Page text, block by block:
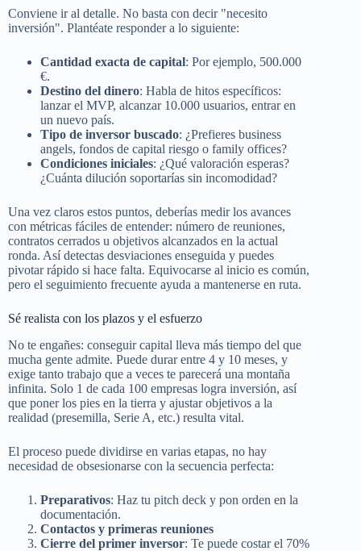
Conviene ir al detalle. No basta con decir "necesito
inversión". Plantéate responder a lo siguiente:
Cantidad exacta de capital: Por ejemplo, 500.000
€.
Destino del dinero: Habla de hitos específicos:
lanzar el MVP, alcanzar 10.000 usuarios, entrar en
un nuevo país.
Tipo de inversor buscado: ¿Prefieres business
angels, fondos de capital riesgo o family offices?
Condiciones iniciales: ¿Qué valoración esperas?
¿Cuánta dilución soportarías sin incomodidad?
Una vez claros estos puntos, deberías medir los avances
con métricas fáciles de entender: número de reuniones,
contratos cerrados u objetivos alcanzados en la actual
ronda. Así detectas desviaciones enseguida y puedes
pivotar rápido si hace falta. Equivocarse al inicio es común,
pero el seguimiento frecuente ayuda a mantenerse en ruta.
Sé realista con los plazos y el esfuerzo
No te engañes: conseguir capital lleva más tiempo del que
mucha gente admite. Puede durar entre 4 y 10 meses, y
exige tanto trabajo que a veces te parecerá una montaña
infinita. Solo 1 de cada 100 empresas logra inversión, así
que poner los pies en la tierra y ajustar objetivos a la
realidad (presemilla, Serie A, etc.) resulta vital.
El proceso puede dividirse en varias etapas, no hay
necesidad de obsesionarse con la secuencia perfecta:
Preparativos: Haz tu pitch deck y pon orden en la
documentación.
Contactos y primeras reuniones
Cierre del primer inversor: Te puede costar el 70%